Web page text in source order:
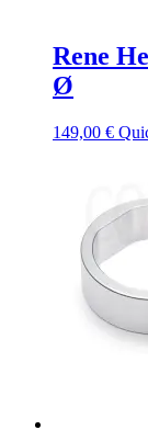
Rene
Ø
149,00 €